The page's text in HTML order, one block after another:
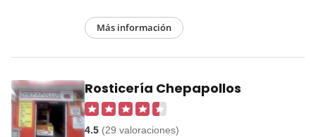
Más información
Rosticería Chepapollos
4.5 (29 valoraciones)